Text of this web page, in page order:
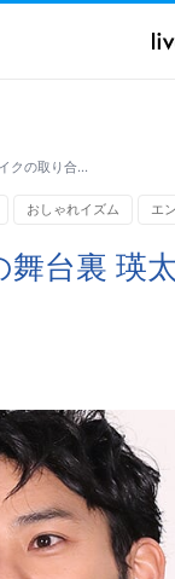
クの取り合…
おしゃれイズム エ
台裏 瑛